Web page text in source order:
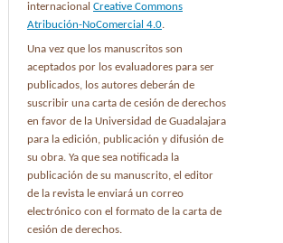
internacional Creative Commons
Atribución-NoComercial 4.0.
Una vez que los manuscritos son
aceptados por los evaluadores para ser
publicados, los autores deberán de
suscribir una carta de cesión de derechos
en favor de la Universidad de Guadalajara
para la edición, publicación y difusión de
su obra. Ya que sea notificada la
publicación de su manuscrito, el editor
de la revista le enviará un correo
electrónico con el formato de la carta de
cesión de derechos.